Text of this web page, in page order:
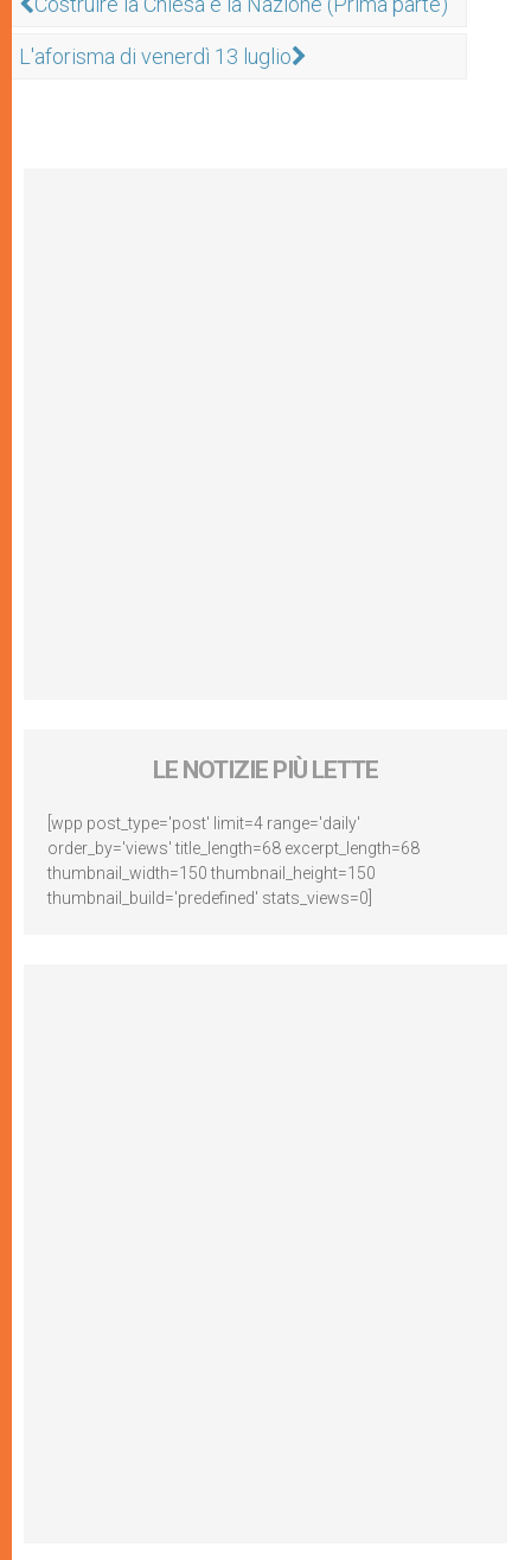
L'aforisma di venerdì 13 luglio
LE NOTIZIE PIÙ LETTE
[wpp post_type='post' limit=4 range='daily'
order_by='views' title_length=68 excerpt_length=68
thumbnail_width=150 thumbnail_height=150
thumbnail_build='predefined' stats_views=0]